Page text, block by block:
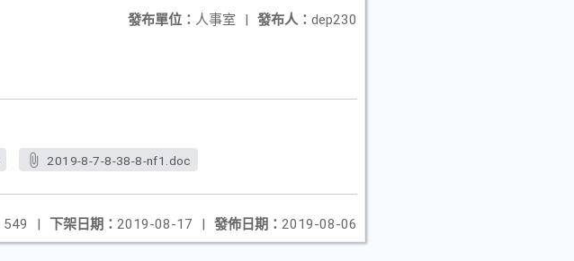
發布人： dep230
發布單位： 人事室 |
2019-8-7-8-38-8-nf1.doc
發佈日期： 2019-08-06
下架日期： 2019-08-17 |
549 |